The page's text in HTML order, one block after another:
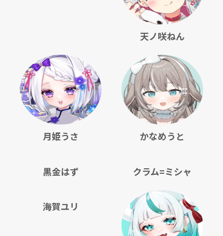
天ノ咲ねん
月姫うさ かなめうと
黒金はず クラム=ミシャ
海賀ユリ